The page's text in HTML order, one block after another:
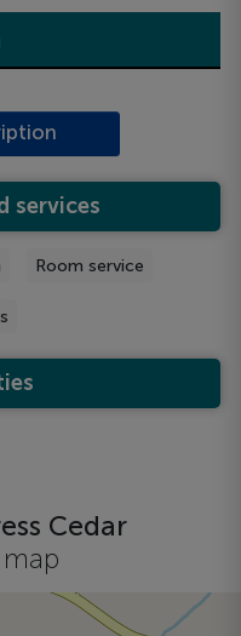
services
Room service
Cedar